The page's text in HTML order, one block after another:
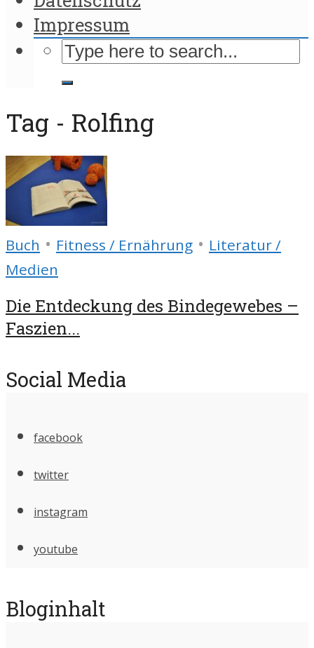
Impressum
Tag - Rolfing
Buch • Fitness / Ernährung • Literatur /
Medien
Die Entdeckung des Bindegewebes –
Faszien...
Social Media
facebook
twitter
instagram
youtube
Bloginhalt